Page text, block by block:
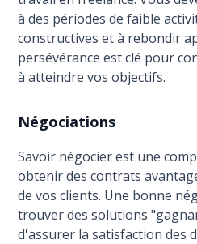
à des périodes de faible
constructives et à rebondir
persévérance est clé pour
à atteindre vos objectifs.
Négociations
Savoir négocier est une
obtenir des contrats
de vos clients. Une bonne
trouver des solutions
d'assurer la satisfaction des